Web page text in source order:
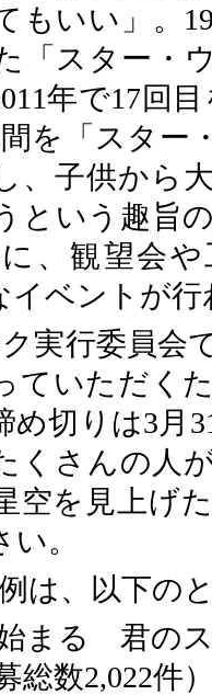
もいい」。
「スター・
年で17回
を「スター
、子供から
という趣旨
、観望会
イベントが
実行委員会
ていただく
め切りは3月
くさんの人
空を見上げ
。
は、以下の
始まる 君の
総数2,022件